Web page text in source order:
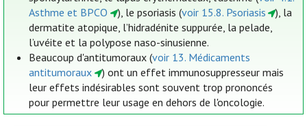
Asthme et BPCO
), le psoriasis (voir 15.8. Psoriasis
), la
dermatite atopique, l’hidradénite suppurée, la pelade,
l’uvéite et la polypose naso-sinusienne.
Beaucoup d'antitumoraux (voir 13. Médicaments
antitumoraux
) ont un effet immunosuppresseur mais
leur effets indésirables sont souvent trop prononcés
pour permettre leur usage en dehors de l'oncologie.